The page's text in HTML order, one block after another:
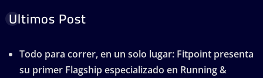
Ultimos Post
Todo para correr, en un solo lugar: Fitpoint presenta
su primer Flagship especializado en Running &